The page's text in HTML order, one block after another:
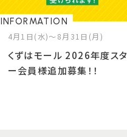
INFORMATION
4月1日(水)～8月31日(月)
くずはモール 2026年度スタ
ー会員様追加募集！！